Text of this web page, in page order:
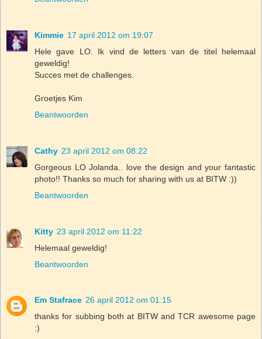
Kimmie 17 april 2012 om 19:07
Hele gave LO. Ik vind de letters van de titel helemaal
geweldig!
Succes met de challenges.
Groetjes Kim
Beantwoorden
Cathy 23 april 2012 om 08:22
Gorgeous LO Jolanda.. love the design and your fantastic
photo!! Thanks so much for sharing with us at BITW :))
Beantwoorden
Kitty 23 april 2012 om 11:22
Helemaal geweldig!
Beantwoorden
Em Stafrace 26 april 2012 om 01:15
thanks for subbing both at BITW and TCR awesome page
:)